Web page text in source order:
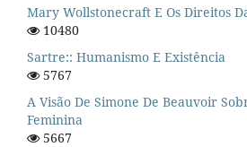
Mary Wollstonecraft E Os Direitos
10480
Sartre:: Humanismo E Existência
5767
A Visão De Simone De Beauvoir
Feminina
5667